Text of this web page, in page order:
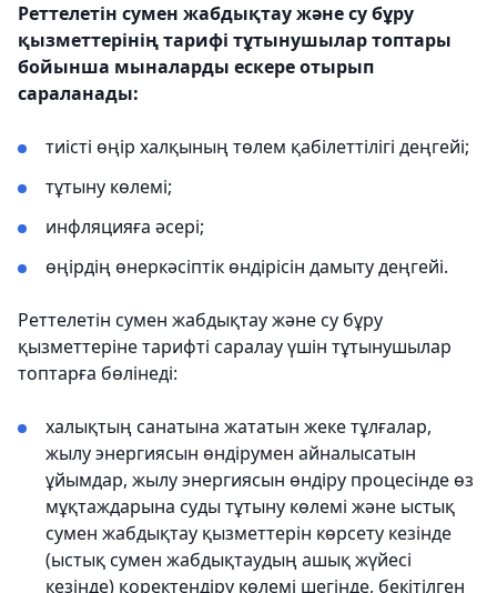
Реттелетін сумен жабдықтау және су бұру
қызметтерінің тарифі тұтынушылар топтары
бойынша мыналарды ескере отырып
сараланады:
тиісті өңір халқының төлем қабілеттілігі деңгейі;
тұтыну көлемі;
инфляцияға әсері;
өңірдің өнеркәсіптік өндірісін дамыту деңгейі.
Реттелетін сумен жабдықтау және су бұру
қызметтеріне тарифті саралау үшін тұтынушылар
топтарға бөлінеді:
халықтың санатына жататын жеке тұлғалар,
жылу энергиясын өндірумен айналысатын
ұйымдар, жылу энергиясын өндіру процесінде өз
мұқтаждарына суды тұтыну көлемі және ыстық
сумен жабдықтау қызметтерін көрсету кезінде
(ыстық сумен жабдықтаудың ашық жүйесі
кезінде) қоректендіру көлемі шегінде, бекітілген